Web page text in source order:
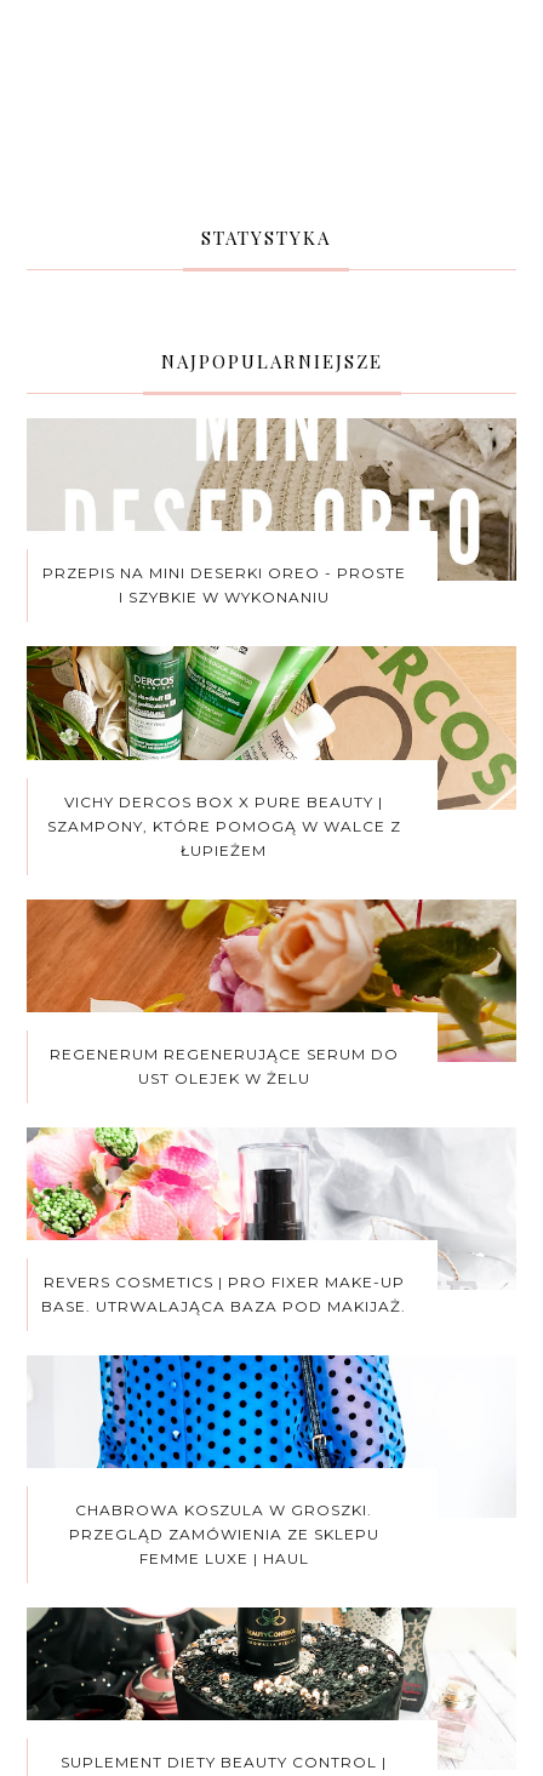
STATYSTYKA
NAJPOPULARNIEJSZE
PRZEPIS NA MINI DESERKI OREO - PROSTE
I SZYBKIE W WYKONANIU
VICHY DERCOS BOX X PURE BEAUTY |
SZAMPONY, KTÓRE POMOGĄ W WALCE Z
ŁUPIEŻEM
REGENERUM REGENERUJĄCE SERUM DO
UST OLEJEK W ŻELU
REVERS COSMETICS | PRO FIXER MAKE-UP
BASE. UTRWALAJĄCA BAZA POD MAKIJAŻ.
CHABROWA KOSZULA W GROSZKI.
PRZEGLĄD ZAMÓWIENIA ZE SKLEPU
FEMME LUXE | HAUL
SUPLEMENT DIETY BEAUTY CONTROL |